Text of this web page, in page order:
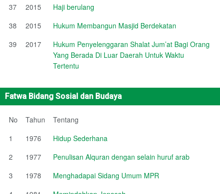
37
2015
Haji berulang
38
2015
Hukum Membangun Masjid Berdekatan
39
2017
Hukum Penyelenggaran Shalat Jum’at Bagi Orang
Yang Berada Di Luar Daerah Untuk Waktu
Tertentu
Fatwa Bidang Sosial dan Budaya
No Tahun
Tentang
1
1976
Hidup Sederhana
2
1977
Penulisan Alquran dengan selain huruf arab
3
1978
Menghadapai Sidang Umum MPR